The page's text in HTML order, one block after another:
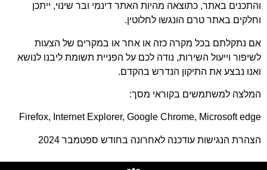
והתכנים באתר, כתוצאה מהיות האתר דינמי ובר שינוי, ייתכן
וחלקים באתר טרם הונגשו לחלוטין.
אם נתקלתם בכל מקרה כזה או אחר או במקרים של הצעות
לשיפור וייעול השירות, נודה לכם על הפניית תשומת ליבנו לנושא
ואנו נבצע את התיקון הנדרש בהקדם.
המלצה למשתמשים בקוראי מסך:
Firefox, Internet Explorer, Google Chrome, Microsoft edge
הצהרת הנגישות עודכנה לאחרונה בחודש ספטמבר 2024